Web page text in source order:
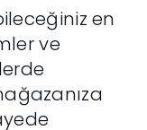
en
ve